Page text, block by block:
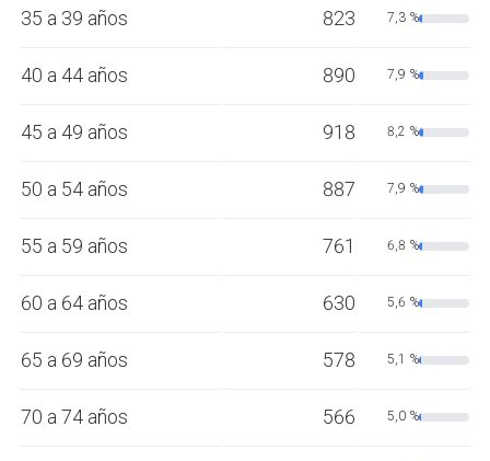
35 a 39 años 823 7,3 %
40 a 44 años 890 7,9 %
45 a 49 años 918 8,2 %
50 a 54 años 887 7,9 %
55 a 59 años 761 6,8 %
60 a 64 años 630 5,6 %
65 a 69 años 578 5,1 %
70 a 74 años 566 5,0 %